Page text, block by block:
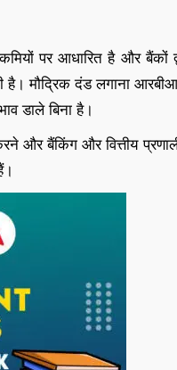
पर आधारित है और बैंकों
मौद्रिक दंड लगाना
डाले बिना है।
और बैंकिंग और वित्तीय